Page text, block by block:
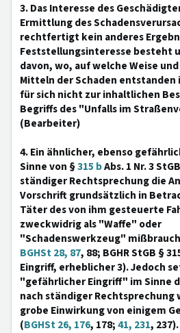
3. Das Interesse des
Ermittlung des
rechtfertigt kein anderes
Feststellungsinteresse besteht
davon, wo, auf welche Weise
Mitteln der Schaden
für sich nicht zur inhaltlichen
Begriffs des "Unfalls im
(Bearbeiter)
4. Ein ähnlicher, ebenso
Sinne von §315 bAbs. 1 Nr. 3
ständiger Rechtsprechung die
Vorschrift grundsätzlich in
Täter des von ihm gesteuerte
zweckwidrig als "Waffe" oder
"Schadenswerkzeug"
BGHSt 28, 87, 88; BGHR StGB §
Eingriff, erheblicher 3). Jedoch
"gefährlicher Eingriff" im Sinne
nach ständiger Rechtsprechung
grobe Einwirkung von einigem
(BGHSt 26, 176, 178;41, 231,